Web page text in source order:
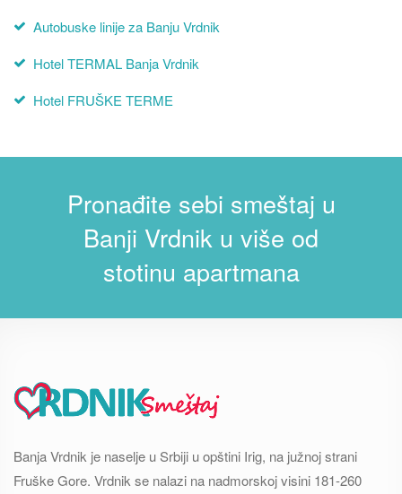
Autobuske linije za Banju Vrdnik
Hotel TERMAL Banja Vrdnik
Hotel FRUŠKE TERME
Pronađite sebi smeštaj u
Banji Vrdnik u više od
stotinu apartmana
Banja Vrdnik je naselje u Srbiji u opštini Irig, na južnoj strani
Fruške Gore. Vrdnik se nalazi na nadmorskoj visini 181-260